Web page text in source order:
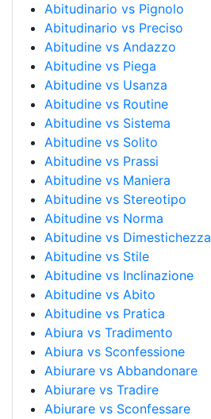
Abitudinario vs Pignolo
Abitudinario vs Preciso
Abitudine vs Andazzo
Abitudine vs Piega
Abitudine vs Usanza
Abitudine vs Routine
Abitudine vs Sistema
Abitudine vs Solito
Abitudine vs Prassi
Abitudine vs Maniera
Abitudine vs Stereotipo
Abitudine vs Norma
Abitudine vs Dimestichezza
Abitudine vs Stile
Abitudine vs Inclinazione
Abitudine vs Abito
Abitudine vs Pratica
Abiura vs Tradimento
Abiura vs Sconfessione
Abiurare vs Abbandonare
Abiurare vs Tradire
Abiurare vs Sconfessare